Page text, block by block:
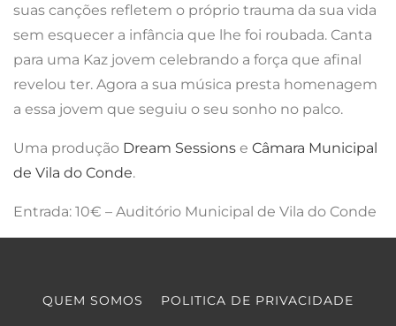
suas canções refletem o próprio trauma da sua vida
sem esquecer a infância que lhe foi roubada. Canta
para uma Kaz jovem celebrando a força que afinal
revelou ter. Agora a sua música presta homenagem
a essa jovem que seguiu o seu sonho no palco.
Uma produção Dream Sessions e Câmara Municipal
de Vila do Conde.
Entrada: 10€ – Auditório Municipal de Vila do Conde
QUEM SOMOS POLITICA DE PRIVACIDADE